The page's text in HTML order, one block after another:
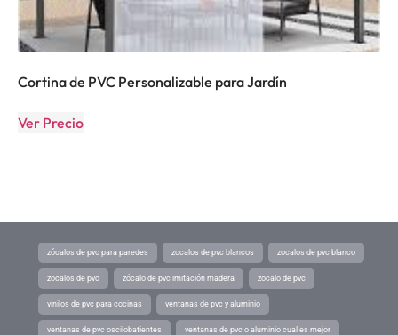
Cortina de PVC Personalizable para Jardín
Ver Precio
zócalos de pvc para paredes zocalos de pvc blancos zocalos de pvc blanco
zocalos de pvc zócalo de pvc imitación madera zocalo de pvc
vinilos de pvc para cocinas ventanas de pvc y aluminio
ventanas de pvc oscilobatientes ventanas de pvc o aluminio cual es mejor